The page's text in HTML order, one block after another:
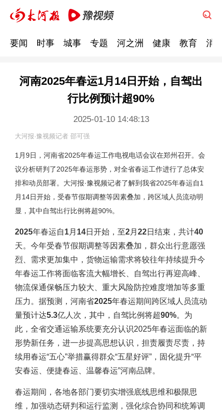
要闻 时事 城事 专题 河之洲 健康 教育 消
河南2025年春运1月14日开始，自驾出
行比例预计超90%
2025-01-10 14:48:13
大河报·豫视频记者 邵可强
1月9日，河南省2025年春运工作电视电话会议在郑州召开。会
议分析研判了2025年春运形势，对全省春运工作进行了总体安
排和动员部署。大河报·豫视频记者了解到我省2025年春运自1
月14日开始，受春节假期调整等因素叠加，跨区域人员流动明
显，其中自驾出行比例将超90%。
2025年春运自1月14日开始，至2月22日结束，共计40
天。 今年受春节假期调整等因素叠加，群众出行意愿强
烈、需求更加集中，货物运输需求将较往年持续提升今
年春运工作将面临客流大幅增长、自驾出行再迎高峰、
物流‌保通保畅压力较大、重大风险防控难度增加等多重
压力。 据预测，河南省2025年春运期间跨区域人员流动
量预计达5.3亿人次，其中，自驾比例将超90%。 为
此，全省交通运输系统要充分认识2025年春运面临的新
形势新任务，进一步提高思想认识，担责履责尽责，持
续用春运“五心”举措赢得群众“五星好评”，固化提升“平
安春运、便捷春运、温馨春运”河南品牌。
春运期间，各地各部门要切实增强底线思维和极限思
维，加强动态研判和运行监测，强化综合协同和统筹调